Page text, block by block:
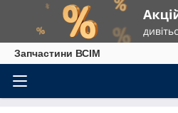
Запчастини ВСІМ